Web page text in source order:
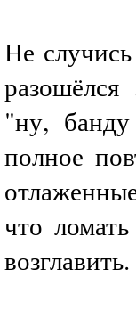
Не
"ну,
полное
что
возглавить.